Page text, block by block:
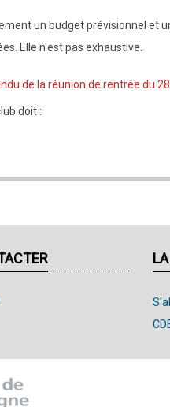
un budget prévisionnel et
Elle n'est pas exhaustive.
de la réunion de rentrée du
doit :